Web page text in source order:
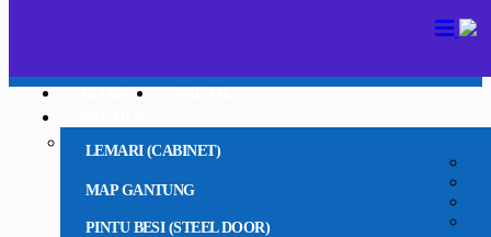
LEMARI (CABINET)
MAP GANTUNG
PINTU BESI (STEEL DOOR)